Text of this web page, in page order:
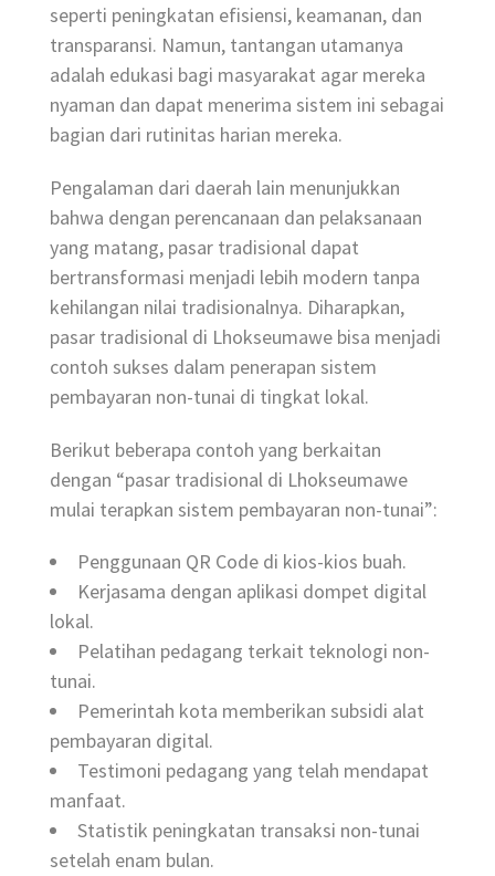
seperti peningkatan efisiensi, keamanan, dan
transparansi. Namun, tantangan utamanya
adalah edukasi bagi masyarakat agar mereka
nyaman dan dapat menerima sistem ini sebagai
bagian dari rutinitas harian mereka.
Pengalaman dari daerah lain menunjukkan
bahwa dengan perencanaan dan pelaksanaan
yang matang, pasar tradisional dapat
bertransformasi menjadi lebih modern tanpa
kehilangan nilai tradisionalnya. Diharapkan,
pasar tradisional di Lhokseumawe bisa menjadi
contoh sukses dalam penerapan sistem
pembayaran non-tunai di tingkat lokal.
Berikut beberapa contoh yang berkaitan
dengan “pasar tradisional di Lhokseumawe
mulai terapkan sistem pembayaran non-tunai”:
Penggunaan QR Code di kios-kios buah.
Kerjasama dengan aplikasi dompet digital
lokal.
Pelatihan pedagang terkait teknologi non-
tunai.
Pemerintah kota memberikan subsidi alat
pembayaran digital.
Testimoni pedagang yang telah mendapat
manfaat.
Statistik peningkatan transaksi non-tunai
setelah enam bulan.